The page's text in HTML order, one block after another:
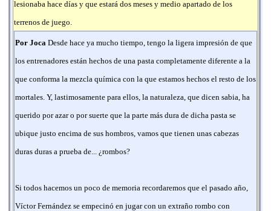
lesionaba hace días y que estará dos meses y medio apartado de los
terrenos de juego.
Por Joca Desde hace ya mucho tiempo, tengo la ligera impresión de que
los entrenadores están hechos de una pasta completamente diferente a la
que conforma la mezcla química con la que estamos hechos el resto de los
mortales. Y, lastimosamente para ellos, la naturaleza, que dicen sabia, ha
querido por azar o por suerte que la parte más dura de dicha pasta se
ubique justo encima de sus hombros, vamos que tienen unas cabezas
duras duras a prueba de... ¿rombos?
Si todos hacemos un poco de memoria recordaremos que el pasado año,
Víctor Fernández se empecinó en jugar con un extraño rombo con